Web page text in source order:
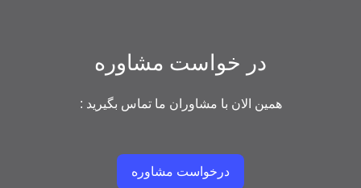
در خواست مشاوره
همین الان با مشاوران ما تماس بگیرید :
درخواست مشاوره